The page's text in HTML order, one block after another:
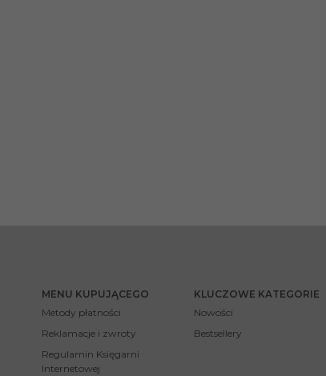
MENU KUPUJĄCEGO
Metody płatności
Reklamacje i zwroty
Regulamin Księgarni
Internetowej
KLUCZOWE KATEGORIE
Nowości
Bestsellery